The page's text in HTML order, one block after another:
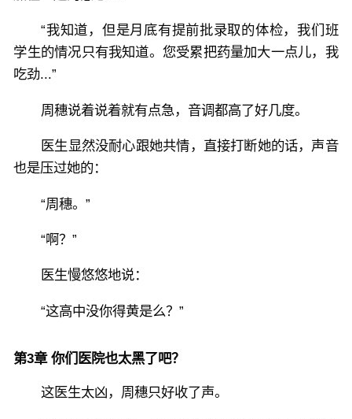
“我知道，但是月底有提前批录取的体检，我们班
学生的情况只有我知道。您受累把药量加大一点儿，我
吃劲...”
周穗说着说着就有点急，音调都高了好几度。
医生显然没耐心跟她共情，直接打断她的话，声音
也是压过她的：
“周穗。”
“啊？”
医生慢悠悠地说：
“这高中没你得黄是么？”
第3章 你们医院也太黑了吧？
这医生太凶，周穗只好收了声。